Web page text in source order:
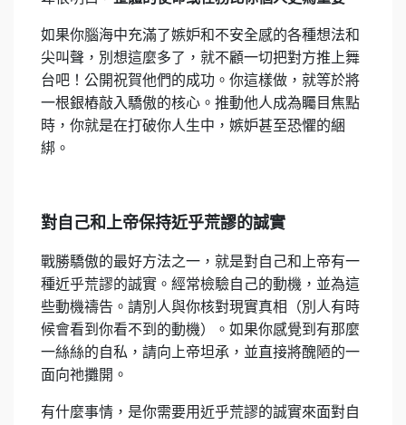
如果你腦海中充滿了嫉妒和不安全感的各種想法和
尖叫聲，別想這麼多了，就不顧一切把對方推上舞
台吧！公開祝賀他們的成功。你這樣做，就等於將
一根銀樁敲入驕傲的核心。推動他人成為矚目焦點
時，你就是在打破你人生中，嫉妒甚至恐懼的綑
綁。
對自己和上帝保持近乎荒謬的誠實
戰勝驕傲的最好方法之一，就是對自己和上帝有一
種近乎荒謬的誠實。經常檢驗自己的動機，並為這
些動機禱告。請別人與你核對現實真相（別人有時
候會看到你看不到的動機）。如果你感覺到有那麼
一絲絲的自私，請向上帝坦承，並直接將醜陋的一
面向祂攤開。
有什麼事情，是你需要用近乎荒謬的誠實來面對自